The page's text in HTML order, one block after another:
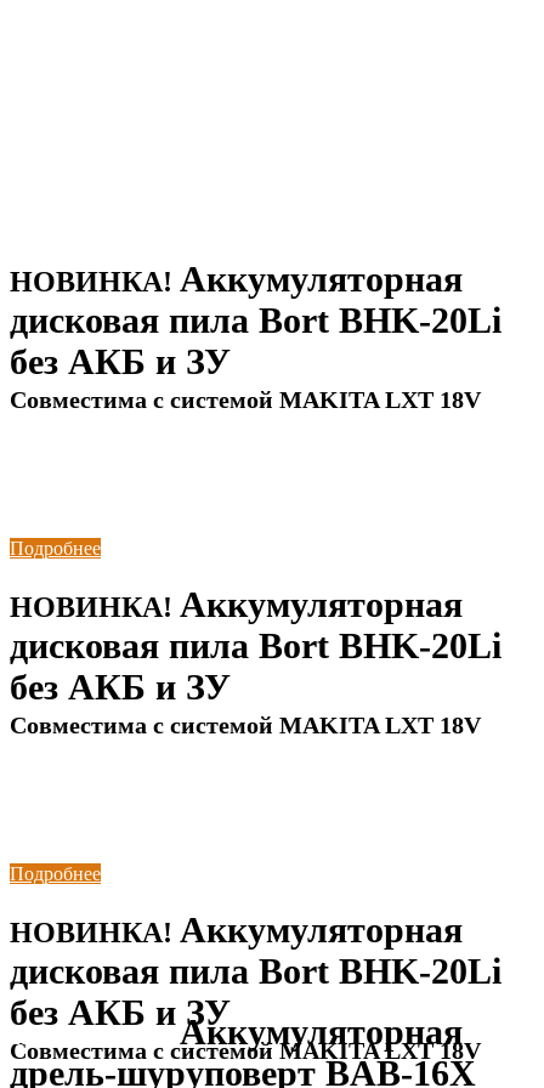
НОВИНКА! Аккумуляторная
дисковая пила Bort BHK-20Li
без АКБ и ЗУ
Совместима с системой MAKITA LXT 18V
Подробнее
НОВИНКА! Аккумуляторная
дисковая пила Bort BHK-20Li
без АКБ и ЗУ
Совместима с системой MAKITA LXT 18V
Подробнее
НОВИНКА! Аккумуляторная
дисковая пила Bort BHK-20Li
без АКБ и ЗУ
Совместима с системой MAKITA LXT 18V
НОВИНКА! Аккумуляторная
дрель-шуруповерт BAB-16X